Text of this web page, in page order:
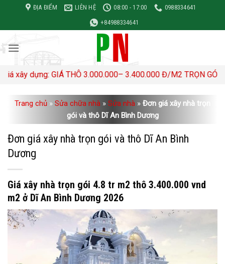
nội
dung
ĐỊA ĐIỂM LIÊN HỆ 08:00 - 17:00
0988334641
+84988334641
THÔ 3.000.000– 3.400.000 Đ/M2 TRỌN GÓI 4,500,000-
Trang chủ » Sửa chữa nhà » Sửa nhà » Đơn giá xây nhà trọn
gói và thô Dĩ An Bình Dương
Đơn giá xây nhà trọn gói và thô Dĩ An Bình
Dương
Giá xây nhà trọn gói 4.8 tr m2 thô 3.400.000 vnd
m2 ở Dĩ An Bình Dương 2026